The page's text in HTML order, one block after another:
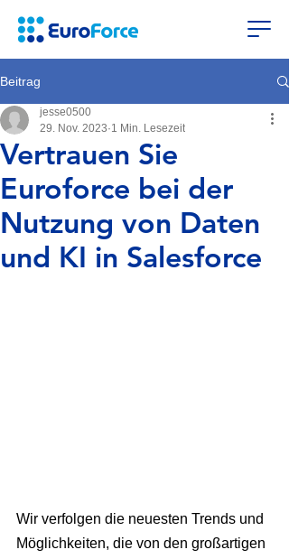
Beitrag
Vertrauen Sie
Euroforce bei der
Nutzung von Daten
und KI in Salesforce
jesse0500
29. Nov. 2023 1 Min. Lesezeit
Wir verfolgen die neuesten Trends und
Möglichkeiten, die von den großartigen